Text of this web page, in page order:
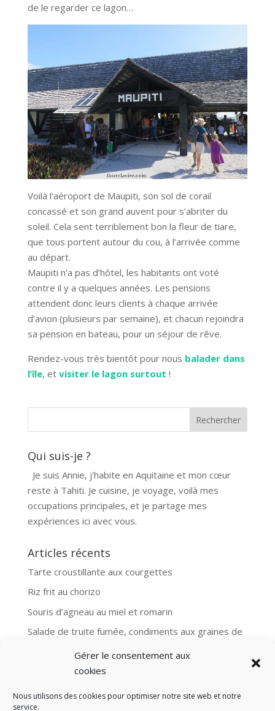
Gérer le consentement aux
cookies
Nous utilisons des cookies pour optimiser notre site web et notre
service.
de le regarder ce lagon…
Voilà l’aéroport de Maupiti, son sol de corail
concassé et son grand auvent pour s’abriter du
soleil. Cela sent terriblement bon la fleur de tiare,
que tous portent autour du cou, à l’arrivée comme
au départ.
Maupiti n’a pas d’hôtel, les habitants ont voté
contre il y a quelques années. Les pensions
attendent donc leurs clients à chaque arrivée
d’avion (plusieurs par semaine), et chacun rejoindra
sa pension en bateau, pour un séjour de rêve.
Rendez-vous très bientôt pour nous balader dans
l’île, et visiter le lagon surtout !
Qui suis-je ?
Je suis Annie, j'habite en Aquitaine et mon cœur
reste à Tahiti. Je cuisine, je voyage, voilà mes
occupations principales, et je partage mes
expériences ici avec vous.
Articles récents
Tarte croustillante aux courgettes
Riz frit au chorizo
Souris d’agneau au miel et romarin
Salade de truite fumée, condiments aux graines de
Aubergines et boulgour, recette Ottolenghi